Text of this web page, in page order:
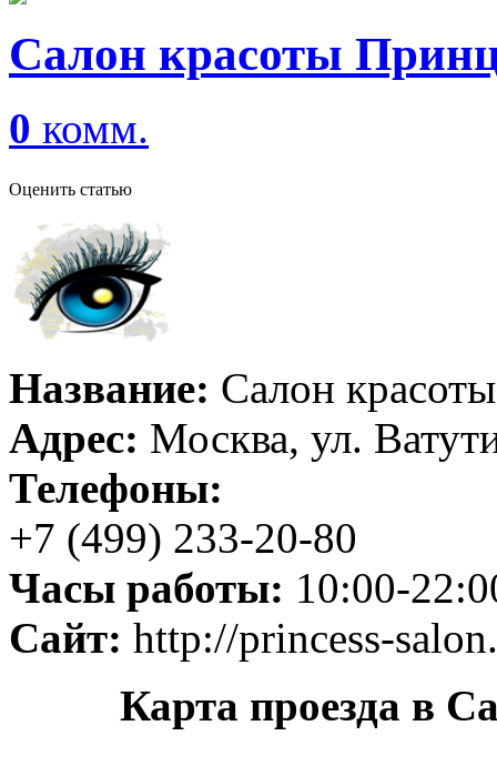
Салон красоты
0 комм.
Оценить статью
Название: Салон
Адрес: Москва, ул.
Телефоны:
+7 (499) 233-20-80
Часы работы: 10:00-
Сайт: http://princess-
Карта проезда в